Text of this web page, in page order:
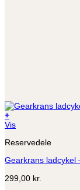
+
Vis
Reservedele
Gearkrans ladcykel
299,00 kr.